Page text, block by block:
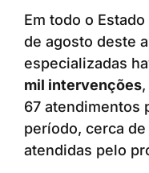
Em todo o
de agosto deste
especializadas
mil intervenções
67 atendimentos
período, cerca de
atendidas pelo